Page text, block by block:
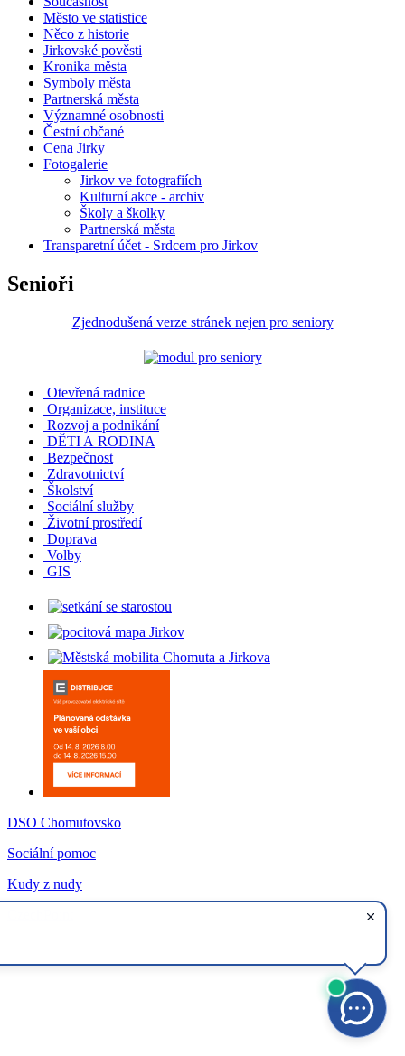
Město ve statistice
Něco z historie
Jirkovské pověsti
Kronika města
Symboly města
Partnerská města
Významné osobnosti
Čestní občané
Cena Jirky
Fotogalerie
Jirkov ve fotografiích
Kulturní akce - archiv
Školy a školky
Partnerská města
Transparetní účet - Srdcem pro Jirkov
Senioři
Zjednodušená verze stránek nejen pro seniory
Otevřená radnice
Organizace, instituce
Rozvoj a podnikání
DĚTI A RODINA
Bezpečnost
Zdravotnictví
Školství
Sociální služby
Životní prostředí
Doprava
Volby
GIS
DSO Chomutovsko
Sociální pomoc
Kudy z nudy